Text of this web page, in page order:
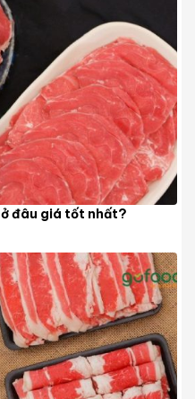
đâu giá tốt nhất?